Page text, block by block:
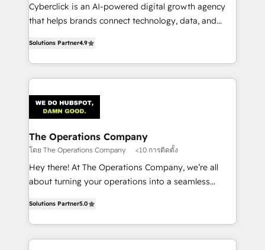
Cyberclick is an AI-powered digital growth agency
that helps brands connect technology, data, and
Barcelona and operating across Spain, LATAM, and
the UK, we support global companies in building
smarter marketing, sales, and customer success
Iberia (Spain & Portugal), we combine human insight
with intelligent automation to drive sustainable
growth. Our multidisciplinary team designs solutions
that simplify complexity, boost performance, and
turn innovation into real impact. 🌍 Highlights •
HubSpot Partner since 2012 • 2022 EMEA Impact
projects • Clients in 30+ industries • Proprietary
technology for integrations • Multilingual team:
Solutions Partner4.9
The Operations Company
โดย The Operations Company <10 การติดตั้ง
Hey there! At The Operations Company, we’re all
about turning your operations into a seamless
transforming complex systems into efficient,
scalable solutions that work across your entire
organization. We’re a unique blend of deep HubSpot
Solutions Partner5.0